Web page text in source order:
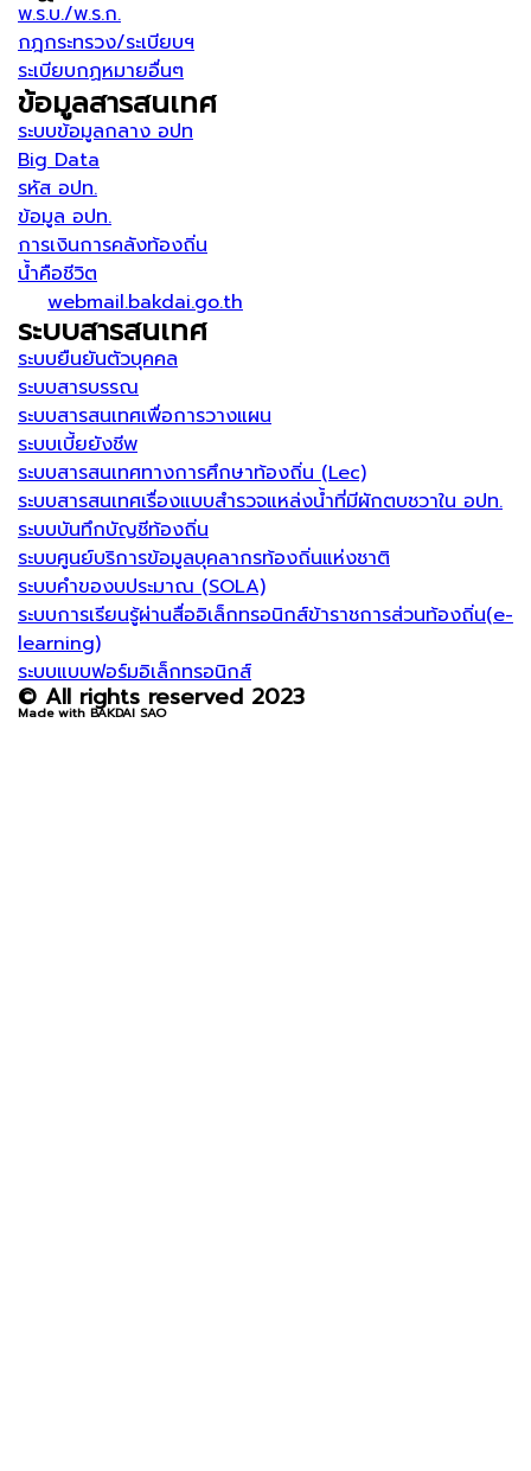
พ.ร.บ./พ.ร.ก.
กฎกระทรวง/ระเบียบฯ
ระเบียบกฏหมายอื่นๆ
ข้อมูลสารสนเทศ
ระบบข้อมูลกลาง อปท
Big Data
รหัส อปท.
ข้อมูล อปท.
การเงินการคลังท้องถิ่น
น้ำคือชีวิต
webmail.bakdai.go.th
ระบบสารสนเทศ
ระบบยืนยันตัวบุคคล
ระบบสารบรรณ
ระบบสารสนเทศเพื่อการวางแผน
ระบบเบี้ยยังชีพ
ระบบสารสนเทศทางการศึกษาท้องถิ่น (Lec)
ระบบสารสนเทศเรื่องแบบสำรวจแหล่งน้ำที่มีผักตบชวาใน อปท.
ระบบบันทึกบัญชีท้องถิ่น
ระบบศูนย์บริการข้อมูลบุคลากรท้องถิ่นแห่งชาติ
ระบบคำของบประมาณ (SOLA)
ระบบการเรียนรู้ผ่านสื่ออิเล็กทรอนิกส์ข้าราชการส่วนท้องถิ่น(e-
learning)
ระบบแบบฟอร์มอิเล็กทรอนิกส์
© All rights reserved 2023
Made with BAKDAI SAO